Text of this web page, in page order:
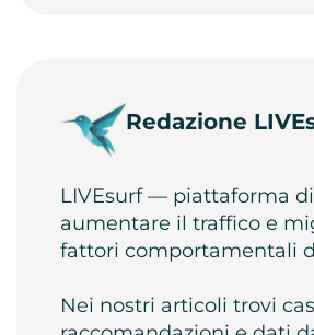
Redazione
LIVEsurf — piattaforma
aumentare il traffico e
fattori comportamentali
Nei nostri articoli trovi